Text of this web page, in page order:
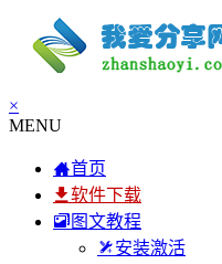
×
MENU
首页
软件下载
图文教程
安装激活